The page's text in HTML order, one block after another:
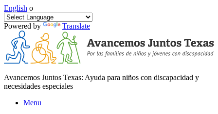
English o
Powered by Translate
Avancemos Juntos Texas: Ayuda para niños con discapacidad y
necesidades especiales
Menu